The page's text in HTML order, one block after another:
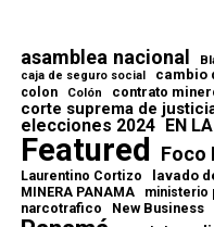
asamblea nacional
caja de seguro social cambio
colon Colón contrato
corte suprema de
elecciones 2024 EN
Featured Foco
Laurentino Cortizo lavado
MINERA PANAMA ministerio
narcotrafico New Business